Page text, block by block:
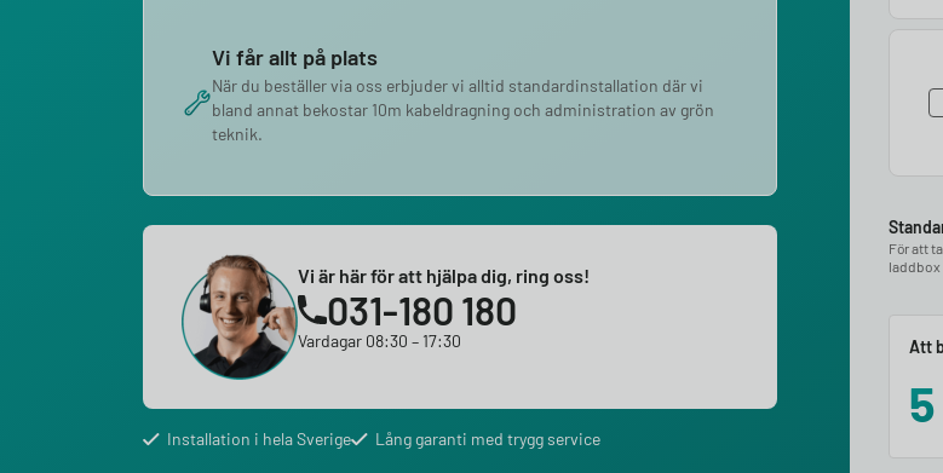
Vi får allt på plats
När du beställer via oss erbjuder vi alltid standardinstallation där vi
bland annat bekostar 10m kabeldragning och administration av grön
teknik.
Vi är här för att hjälpa dig, ring oss!
031-180 180
Vardagar 08:30 – 17:30
Installation i hela Sverige Lång garanti med trygg service
För att
laddbox
Att